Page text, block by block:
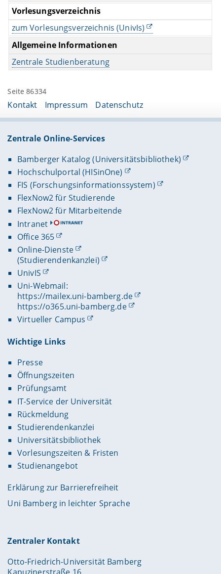
Vorlesungsverzeichnis
zum Vorlesungsverzeichnis (UnivIs)
Allgemeine Informationen
Zentrale Studienberatung
Seite 86334
Kontakt Impressum Datenschutz
Zentrale Online-Services
Bamberger Katalog (Universitätsbibliothek)
Hochschulportal (HISinOne)
FIS (Forschungsinformationssystem)
FlexNow2 für Studierende
FlexNow2 für Mitarbeitende
Intranet
Office 365
Online-Dienste
(Studierendenkanzlei)
UnivIS
Uni-Webmail:
https://mailex.uni-bamberg.de
https://o365.uni-bamberg.de
Virtueller Campus
Wichtige Links
Presse
Öffnungszeiten
Prüfungsamt
IT-Service der Universität
Rückmeldung
Studierendenkanzlei
Universitätsbibliothek
Vorlesungszeiten & Fristen
Studienangebot
Erklärung zur Barrierefreiheit
Uni Bamberg in leichter Sprache
Zentraler Kontakt
Otto-Friedrich-Universität Bamberg